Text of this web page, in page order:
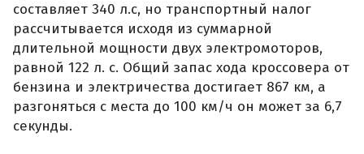
составляет 340 л.с, но транспортный налог
рассчитывается исходя из суммарной
длительной мощности двух электромоторов,
равной 122 л. с. Общий запас хода кроссовера от
бензина и электричества достигает 867 км, а
разгоняться с места до 100 км/ч он может за 6,7
секунды.